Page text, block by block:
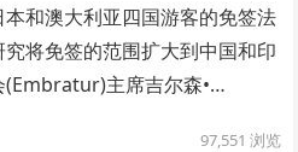
和澳大利亚四国游客的免签法
将免签的范围扩大到中国和印
(Embratur)主席吉尔森•…
97,551 浏览